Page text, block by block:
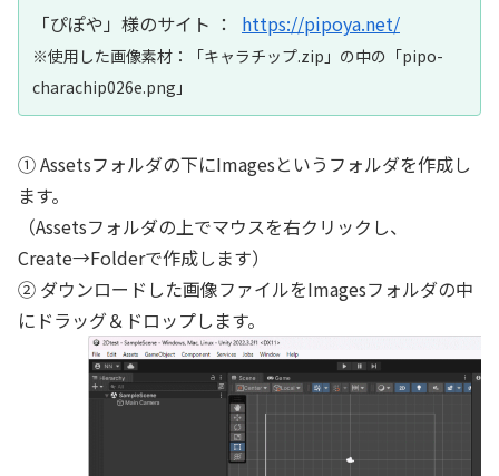
「ぴぽや」様のサイト ： https://pipoya.net/
※使用した画像素材：「キャラチップ.zip」の中の「pipo-
charachip026e.png」
① Assetsフォルダの下にImagesというフォルダを作成し
ます。
（Assetsフォルダの上でマウスを右クリックし、
Create→Folderで作成します）
② ダウンロードした画像ファイルをImagesフォルダの中
にドラッグ＆ドロップします。